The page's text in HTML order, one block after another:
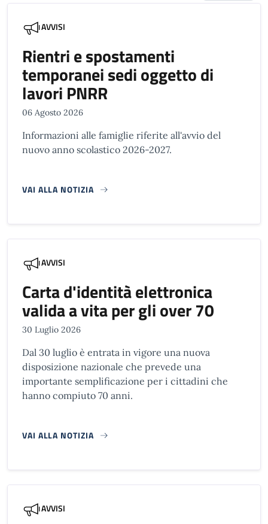
AVVISI
Rientri e spostamenti
temporanei sedi oggetto di
lavori PNRR
06 Agosto 2026
Informazioni alle famiglie riferite all'avvio del
nuovo anno scolastico 2026-2027.
VAI ALLA NOTIZIA
AVVISI
Carta d'identità elettronica
valida a vita per gli over 70
30 Luglio 2026
Dal 30 luglio è entrata in vigore una nuova
disposizione nazionale che prevede una
importante semplificazione per i cittadini che
hanno compiuto 70 anni.
VAI ALLA NOTIZIA
AVVISI